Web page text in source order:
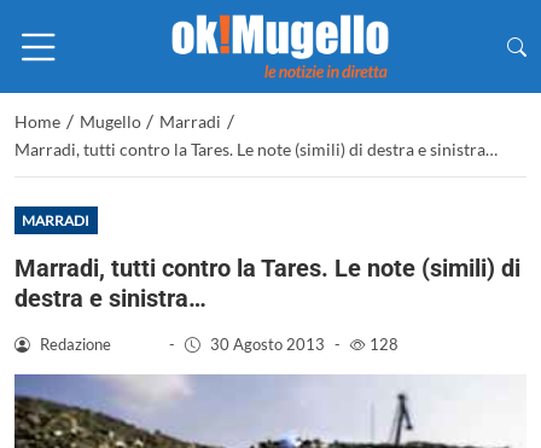
Home / Mugello / Marradi /
Marradi, tutti contro la Tares. Le note (simili) di destra e sinistra…
MARRADI
Marradi, tutti contro la Tares. Le note (simili) di
destra e sinistra…
Redazione - 30 Agosto 2013 - 128